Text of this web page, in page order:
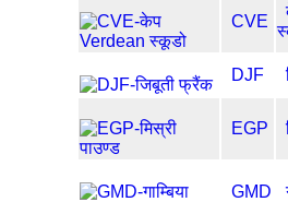
CVE
DJF
EGP
GMD